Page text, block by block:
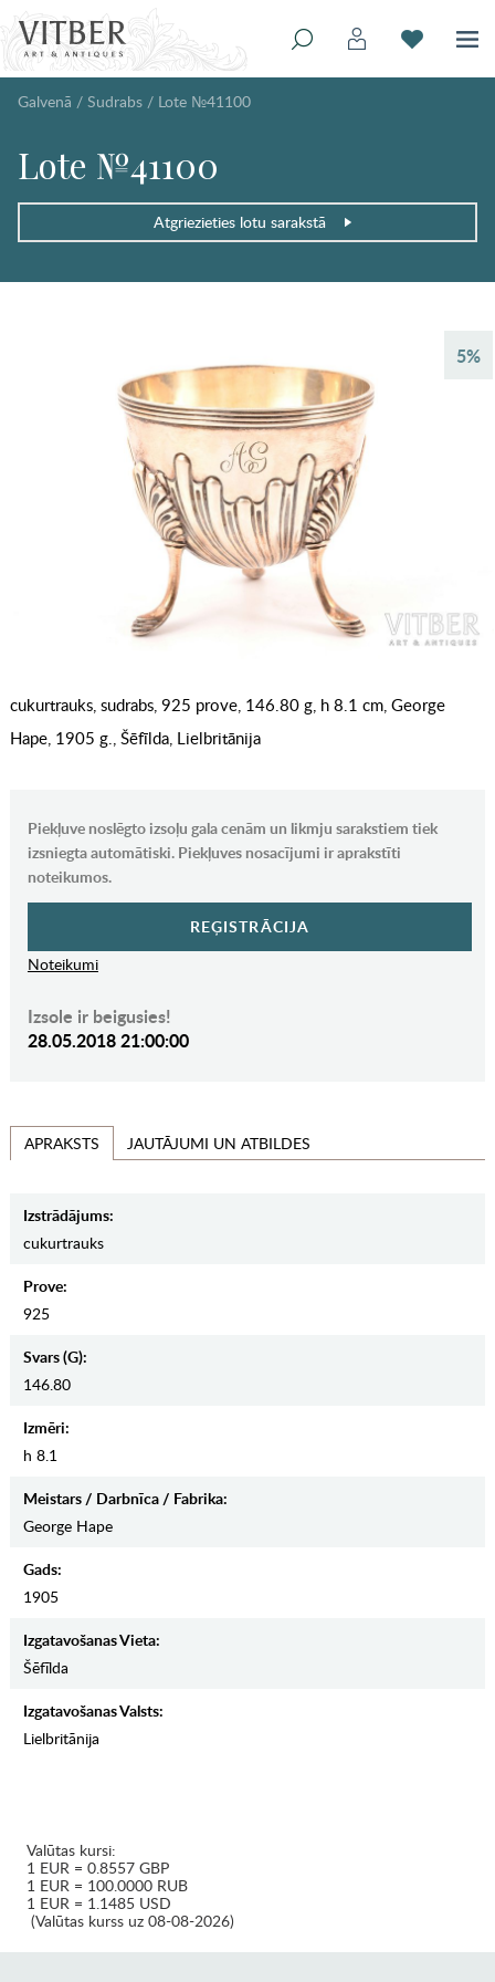
Galvenā / Sudrabs / Lote №41100
Lote №41100
Atgriezieties lotu sarakstā
5%
cukurtrauks, sudrabs, 925 prove, 146.80 g, h 8.1 cm, George
Hape, 1905 g., Šēfīlda, Lielbritānija
Piekļuve noslēgto izsoļu gala cenām un likmju sarakstiem tiek
izsniegta automātiski. Piekļuves nosacījumi ir aprakstīti
noteikumos.
REĢISTRĀCIJA
Noteikumi
Izsole ir beigusies!
28.05.2018 21:00:00
APRAKSTS JAUTĀJUMI UN ATBILDES
Izstrādājums:
cukurtrauks
Prove:
925
Svars (g):
146.80
Izmēri:
h 8.1
Meistars / Darbnīca / Fabrika:
George Hape
Gads:
1905
Izgatavošanas Vieta:
Šēfīlda
Izgatavošanas Valsts:
Lielbritānija
Valūtas kursi:
1 EUR = 0.8557 GBP
1 EUR = 100.0000 RUB
1 EUR = 1.1485 USD
(Valūtas kurss uz 08-08-2026)